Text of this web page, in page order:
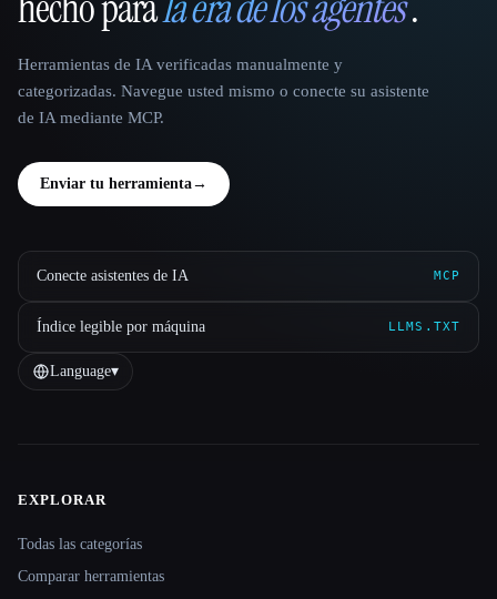
Herramientas de IA verificadas manualmente y
categorizadas. Navegue usted mismo o conecte su asistente
de IA mediante MCP.
Enviar tu herramienta→
Conecte asistentes de IA MCP
Índice legible por máquina LLMS.TXT
Language▾
Site navigation
EXPLORAR
Todas las categorías
Comparar herramientas